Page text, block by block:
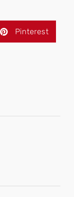
Pinterest